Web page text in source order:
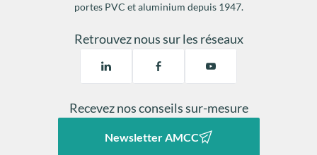
portes PVC et aluminium depuis 1947.
Retrouvez nous sur les réseaux
Recevez nos conseils sur-mesure
Newsletter AMCC